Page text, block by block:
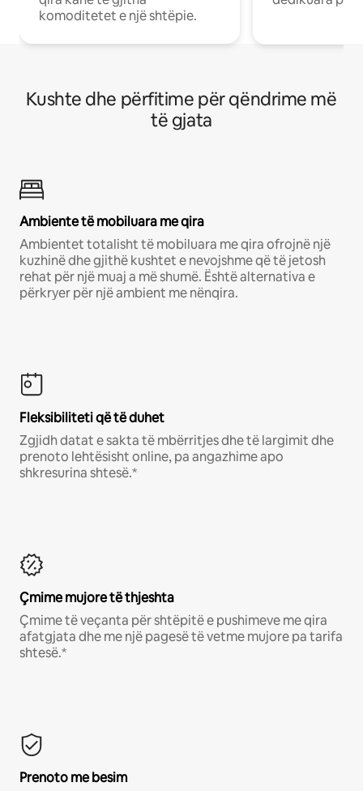
komoditetet e një shtëpie.
Kushte dhe përfitime për qëndrime më
të gjata
Ambiente të mobiluara me qira
Ambientet totalisht të mobiluara me qira ofrojnë një
kuzhinë dhe gjithë kushtet e nevojshme që të jetosh
rehat për një muaj a më shumë. Është alternativa e
përkryer për një ambient me nënqira.
Fleksibiliteti që të duhet
Zgjidh datat e sakta të mbërritjes dhe të largimit dhe
prenoto lehtësisht online, pa angazhime apo
shkresurina shtesë.*
Çmime mujore të thjeshta
Çmime të veçanta për shtëpitë e pushimeve me qira
afatgjata dhe me një pagesë të vetme mujore pa tarifa
shtesë.*
Prenoto me besim